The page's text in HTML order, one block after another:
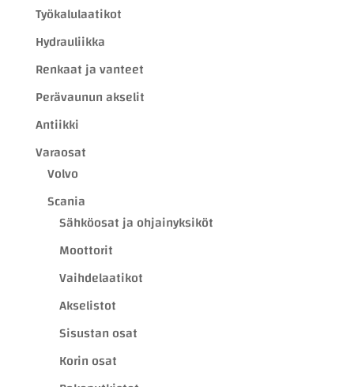
Työkalulaatikot
Hydrauliikka
Renkaat ja vanteet
Perävaunun akselit
Antiikki
Varaosat
Volvo
Scania
Sähköosat ja ohjainyksiköt
Moottorit
Vaihdelaatikot
Akselistot
Sisustan osat
Korin osat